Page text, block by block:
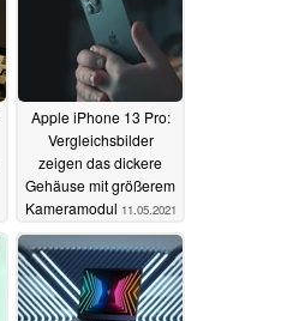
Apple iPhone 13 Pro:
Vergleichsbilder
zeigen das dickere
Gehäuse mit größerem
Kameramodul 11.05.2021